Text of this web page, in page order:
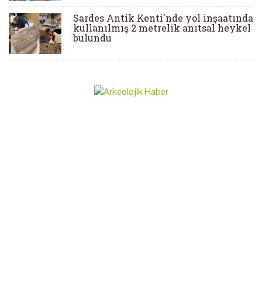
Sardes Antik Kenti'nde yol inşaatında
kullanılmış 2 metrelik anıtsal heykel
bulundu